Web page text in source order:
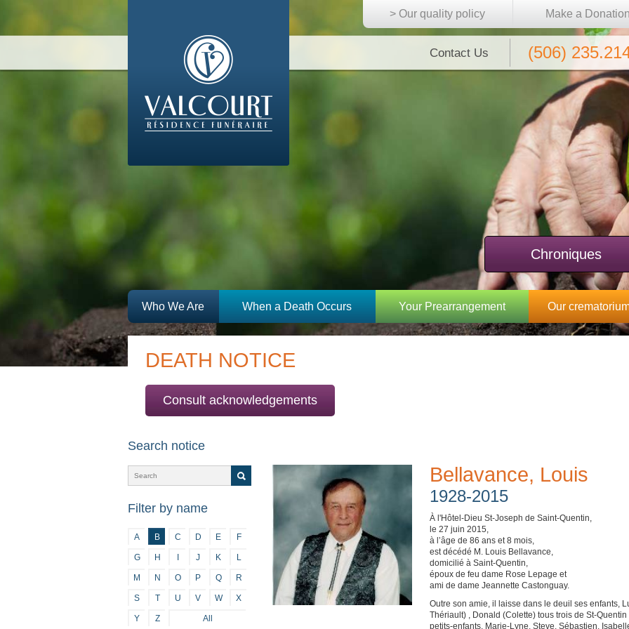
> Our quality policy Make a
Contact Us (506)
Chroniques
Who We Are When a Death Occurs Your Prearrangement Our
DEATH NOTICE
Consult acknowledgements
Search notice
Filter by name
A B C D E F
G H I J K L
M N O P Q R
S T U V W X
Y Z All
Bellavance, Louis
1928-2015
À l'Hôtel-Dieu St-Joseph de Saint-Quentin,
le 27 juin 2015,
à l’âge de 86 ans et 8 mois,
est décédé M. Louis Bellavance,
domicilié à Saint-Quentin,
époux de feu dame Rose Lepage et
ami de dame Jeannette Castonguay.
Outre son amie, il laisse dans le deuil ses enfants,
Thériault) , Donald (Colette) tous trois de St-
petits-enfants, Marie-Lyne, Steve, Sébastien,